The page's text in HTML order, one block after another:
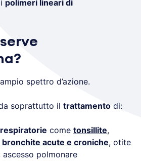
polimeri lineari di
spettro d’azione.
soprattutto il trattamento di:
come tonsillite,
bronchite acute e croniche, otite
ascesso polmonare